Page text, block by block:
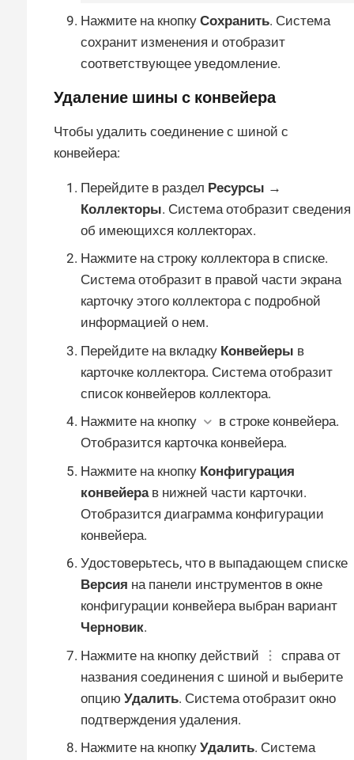
Нажмите на кнопку Сохранить. Система
сохранит изменения и отобразит
соответствующее уведомление.
Удаление шины с конвейера
Чтобы удалить соединение с шиной с
конвейера:
Перейдите в раздел Ресурсы →
Коллекторы. Система отобразит сведения
об имеющихся коллекторах.
Нажмите на строку коллектора в списке.
Система отобразит в правой части экрана
карточку этого коллектора с подробной
информацией о нем.
Перейдите на вкладку Конвейеры в
карточке коллектора. Система отобразит
список конвейеров коллектора.
Нажмите на кнопку
в строке конвейера.
Отобразится карточка конвейера.
Нажмите на кнопку Конфигурация
конвейерав нижней части карточки.
Отобразится диаграмма конфигурации
конвейера.
Удостоверьтесь, что в выпадающем списке
Версия на панели инструментов в окне
конфигурации конвейера выбран вариант
Черновик.
Нажмите на кнопку действий
справа от
названия соединения с шиной и выберите
опцию Удалить. Система отобразит окно
подтверждения удаления.
Нажмите на кнопку Удалить. Система